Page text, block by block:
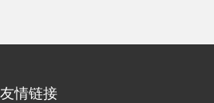
友情链接